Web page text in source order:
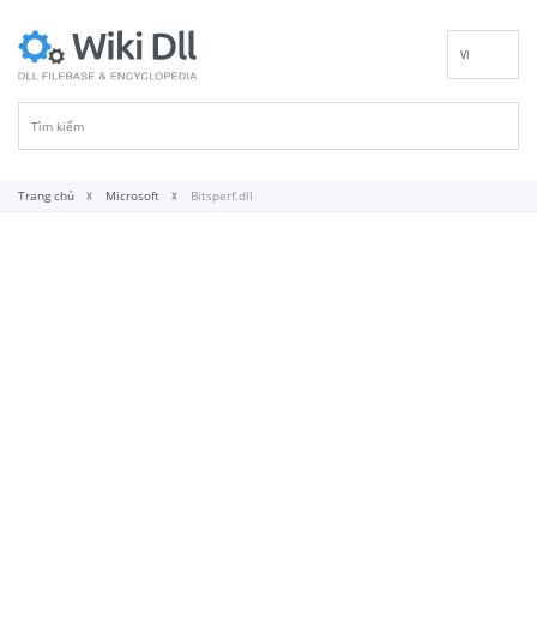
VI
Trang chủ Microsoft Bitsperf.dll